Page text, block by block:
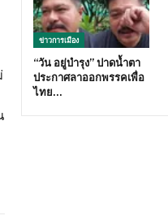
ข่าวการเมือง
“วัน อยู่บำรุง” ปาดน้ำตา
ประกาศลาออกพรรคเพื่อ
ไทย…